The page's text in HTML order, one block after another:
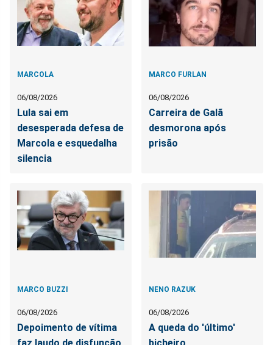
MARCOLA
06/08/2026
Lula sai em
desesperada defesa de
Marcola e esquedalha
silencia
MARCO FURLAN
06/08/2026
Carreira de Galã
desmorona após
prisão
MARCO BUZZI
06/08/2026
Depoimento de vítima
faz laudo de disfunção
NENO RAZUK
06/08/2026
A queda do 'último'
bicheiro